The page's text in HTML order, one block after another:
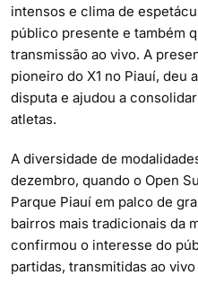
intensos e clima de
público presente e também
transmissão ao vivo. A
pioneiro do X1 no Piauí, deu
disputa e ajudou a
atletas.
A diversidade de
dezembro, quando o Open
Parque Piauí em palco de
bairros mais tradicionais da
confirmou o interesse do
partidas, transmitidas ao